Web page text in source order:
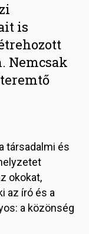
is
Nemcsak
társadalmi és
okokat,
az író és a
a közönség